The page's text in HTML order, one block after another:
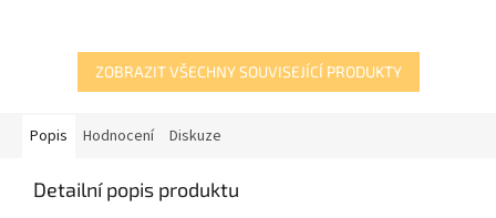
ZOBRAZIT VŠECHNY SOUVISEJÍCÍ PRODUKTY
Popis Hodnocení Diskuze
Detailní popis produktu